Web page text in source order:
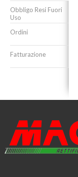
Obbligo Resi Fuori
Uso
Ordini
Fatturazione